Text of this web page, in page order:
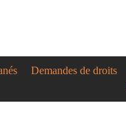
Demandes de droits